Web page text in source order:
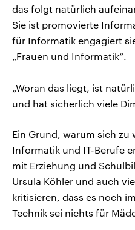
das folgt natürlich
Sie ist promovierte
für Informatik engagiert
„Frauen und Informatik“.
„Woran das liegt, ist
und hat sicherlich viele
Ein Grund, warum sich zu
Informatik und IT-Berufe
mit Erziehung und
Ursula Köhler und auch
kritisieren, dass es noch
Technik sei nichts für